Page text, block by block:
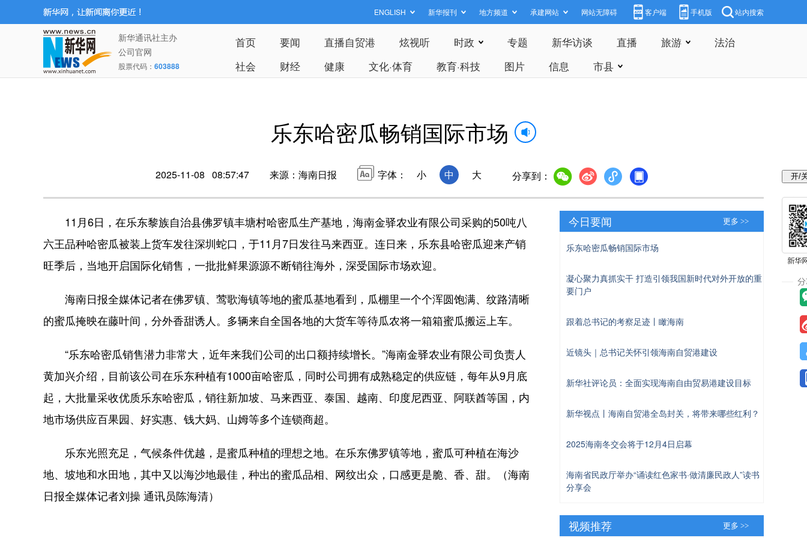
ENGLISH 新华报刊 地方频道 承建网站 网站无障碍 客户端 手机版 站内搜索
新华通讯社主办
公司官网
股票代码： 603888
首页 要闻 直播自贸港 炫视听 时政 专题 新华访谈 直播 旅游
法治
社会
财经 健康 文化·体育 教育·科技 图片 信息 市县
乐东哈密瓜畅销国际市场
2025-11-08 08:57:47 来源：海南日报 字体： 小 中 大 分享到：
11月6日，在乐东黎族自治县佛罗镇丰塘村哈密瓜生产基地，海南金驿农业有限公司采购的50吨八
六王品种哈密瓜被装上货车发往深圳蛇口，于11月7日发往马来西亚。连日来，乐东县哈密瓜迎来产销
旺季后，当地开启国际化销售，一批批鲜果源源不断销往海外，深受国际市场欢迎。
海南日报全媒体记者在佛罗镇、莺歌海镇等地的蜜瓜基地看到，瓜棚里一个个浑圆饱满、纹路清晰
的蜜瓜掩映在藤叶间，分外香甜诱人。多辆来自全国各地的大货车等待瓜农将一箱箱蜜瓜搬运上车。
“乐东哈密瓜销售潜力非常大，近年来我们公司的出口额持续增长。”海南金驿农业有限公司负责人
黄加兴介绍，目前该公司在乐东种植有1000亩哈密瓜，同时公司拥有成熟稳定的供应链，每年从9月底
起，大批量采收优质乐东哈密瓜，销往新加坡、马来西亚、泰国、越南、印度尼西亚、阿联酋等国，内
地市场供应百果园、好实惠、钱大妈、山姆等多个连锁商超。
乐东光照充足，气候条件优越，是蜜瓜种植的理想之地。在乐东佛罗镇等地，蜜瓜可种植在海沙
地、坡地和水田地，其中又以海沙地最佳，种出的蜜瓜品相、网纹出众，口感更是脆、香、甜。（海南
日报全媒体记者刘操 通讯员陈海清）
今日要闻 更多 >>
乐东哈密瓜畅销国际市场
凝心聚力真抓实干 打造引领我国新时代对外开放的重
要门户
跟着总书记的考察足迹丨瞰海南
近镜头｜总书记关怀引领海南自贸港建设
新华社评论员：全面实现海南自由贸易港建设目标
新华视点丨海南自贸港全岛封关，将带来哪些红利？
2025海南冬交会将于12月4日启幕
海南省民政厅举办“诵读红色家书·做清廉民政人”读书
分享会
视频推荐 更多 >>